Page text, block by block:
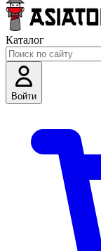
Каталог
Войти